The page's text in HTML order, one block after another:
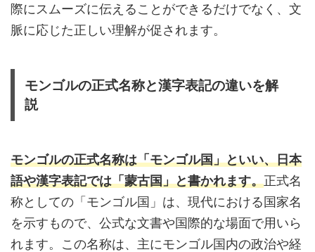
際にスムーズに伝えることができるだけでなく、文
脈に応じた正しい理解が促されます。
モンゴルの正式名称と漢字表記の違いを解
説
モンゴルの正式名称は「モンゴル国」といい、日本
語や漢字表記では「蒙古国」と書かれます。正式名
称としての「モンゴル国」は、現代における国家名
を示すもので、公式な文書や国際的な場面で用いら
れます。この名称は、主にモンゴル国内の政治や経